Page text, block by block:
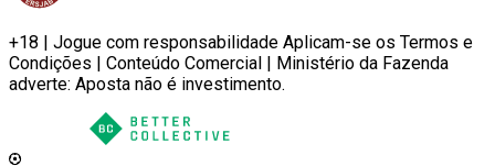
+18 | Jogue com responsabilidade Aplicam-se os Termos e
Condições | Conteúdo Comercial | Ministério da Fazenda
adverte: Aposta não é investimento.